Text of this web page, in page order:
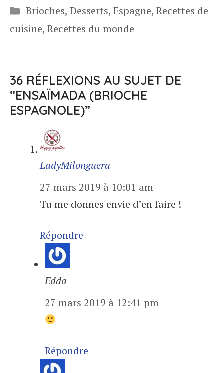
Catégories
Brioches, Desserts, Espagne, Recettes de
cuisine, Recettes du monde
36 RÉFLEXIONS AU SUJET DE
“ENSAÏMADA (BRIOCHE
ESPAGNOLE)”
LadyMilonguera
27 mars 2019 à 10:01 am
Tu me donnes envie d’en faire !
Répondre
Edda
27 mars 2019 à 12:41 pm
Répondre